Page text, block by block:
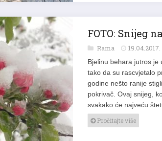
FOTO: Snijeg
Rama
Bjelinu behara jutros je
tako da su rascvjetalo
godine nešto ranije
pokrivač. Ovaj snijeg,
svakako će najveću
Pročitajte više